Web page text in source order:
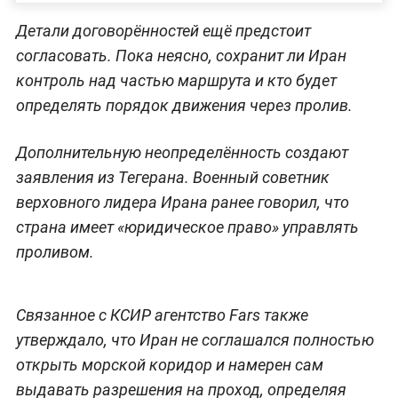
Детали договорённостей ещё предстоит
согласовать. Пока неясно, сохранит ли Иран
контроль над частью маршрута и кто будет
определять порядок движения через пролив.
Дополнительную неопределённость создают
заявления из Тегерана. Военный советник
верховного лидера Ирана ранее говорил, что
страна имеет «юридическое право» управлять
проливом.
Связанное с КСИР агентство Fars также
утверждало, что Иран не соглашался полностью
открыть морской коридор и намерен сам
выдавать разрешения на проход, определяя